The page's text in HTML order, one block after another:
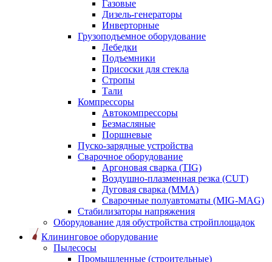
Газовые
Дизель-генераторы
Инверторные
Грузоподъемное оборудование
Лебедки
Подъемники
Присоски для стекла
Стропы
Тали
Компрессоры
Автокомпрессоры
Безмасляные
Поршневые
Пуско-зарядные устройства
Сварочное оборудование
Аргоновая сварка (TIG)
Воздушно-плазменная резка (CUT)
Дуговая сварка (ММА)
Сварочные полуавтоматы (MIG-MAG)
Стабилизаторы напряжения
Оборудование для обустройства стройплощадок
Клининговое оборудование
Пылесосы
Промышленные (строительные)